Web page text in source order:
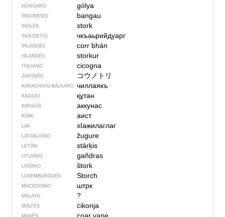
HÚNGARO gólya
INDONESIO bangau
INGLÉS stork
INGUSETIO чкъаьрийдуарг
IRLANDÉS corr bhán
ISLANDÉS storkur
ITALIANO cicogna
JAPONÉS コウノトリ
KARACHAYO-BÁLKARO чиллаякъ
KAZAJO құтан
KIRGUÍS аккунас
KOMI аист
LAK хIажилаглаг
LATGALIANO žugure
LETÓN stārķis
LITUANO gañdras
LIVONIO štork
LUXEMBURGUÉS Storch
MACEDONIO штрк
MALAYO ?
MALTÉS ċikonja
MANÉS